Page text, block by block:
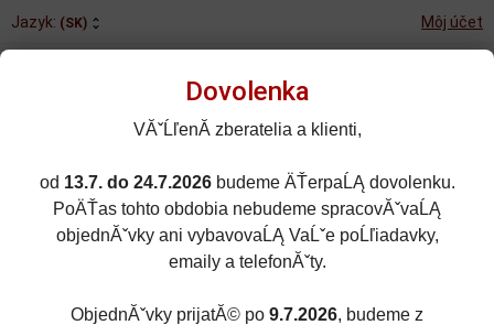
Jazyk: (SK) Môj účet
kusov
Rozšírené vyhľadávanie
Porovnané (0)
Obľúbené (0)
Dovolenka
VĂˇĹľenĂ­ zberatelia a klienti,
od 13.7. do 24.7.2026budeme ÄŤerpaĹĄ dovolenku.
PoÄŤas tohto obdobia nebudeme spracovĂˇvaĹĄ
objednĂˇvky ani vybavovaĹĄ VaĹˇe poĹľiadavky,
emaily a telefonĂˇty.
ObjednĂˇvky prijatĂ© po 9.7.2026, budeme z